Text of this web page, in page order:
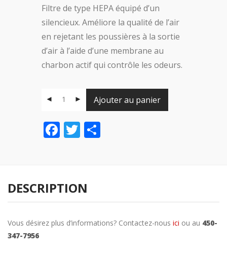
Filtre de type HEPA équipé d’un
silencieux. Améliore la qualité de l’air
en rejetant les poussières à la sortie
d’air à l’aide d’une membrane au
charbon actif qui contrôle les odeurs.
Ajouter au panier
Facebook
Twitter
Share
DESCRIPTION
Vous désirez plus d’informations? Contactez-nous ici ou au 450-
347-7956